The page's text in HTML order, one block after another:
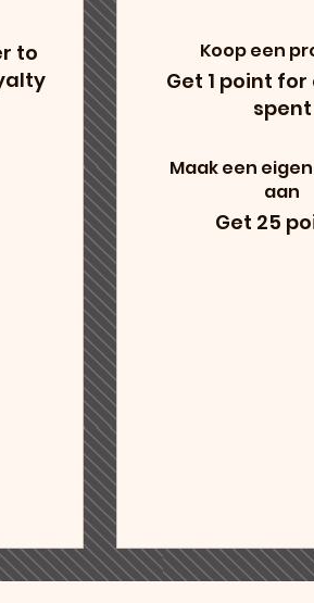
to
Koop een
Get 1 point for
spent
Maak een
aan
Get 25